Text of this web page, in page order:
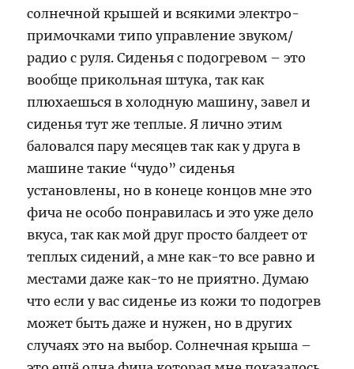
солнечной крышей и всякими электро-
примочками типо управление звуком/
радио с руля. Сиденья с подогревом – это
вообще прикольная штука, так как
плюхаешься в холодную машину, завел и
сиденья тут же теплые. Я лично этим
баловался пару месяцев так как у друга в
машине такие “чудо” сиденья
установлены, но в конеце концов мне это
фича не особо понравилась и это уже дело
вкуса, так как мой друг просто балдеет от
теплых сидений, а мне как-то все равно и
местами даже как-то не приятно. Думаю
что если у вас сиденье из кожи то подогрев
может быть даже и нужен, но в других
случаях это на выбор. Солнечная крыша –